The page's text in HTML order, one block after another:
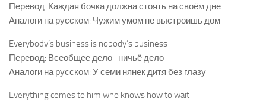
Перевод: Каждая бочка должна стоять на своём дне
Аналоги на русском: Чужим умом не выстроишь дом
Everybody’s business is nobody’s business
Перевод: Всеобщее дело- ничьё дело
Аналоги на русском: У семи нянек дитя без глазу
Everything comes to him who knows how to wait